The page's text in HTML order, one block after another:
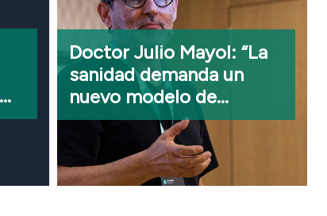
Doctor Julio Mayol: “La
sanidad demanda un
nuevo modelo de
medicina preventiva,
predictiva y
personalizada, y la
tecnología tiene que ser